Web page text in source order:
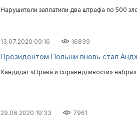
Нарушители заплатили два штрафа по 500
13.07.2020 09:16 16839
Президентом Польши вновь стал
Кандидат «Права и справедливости» набрал
29.06.2020 19:33 7961